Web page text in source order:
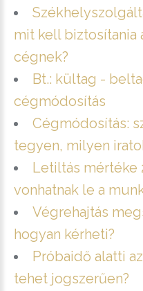
mit kell biztosítania
cégnek?
Bt.: kültag -
cégmódosítás
Cégmódosítás:
tegyen, milyen
Letiltás mértéke
vonhatnak le a
Végrehajtás
hogyan kérheti?
Próbaidő alatti
tehet jogszerűen?